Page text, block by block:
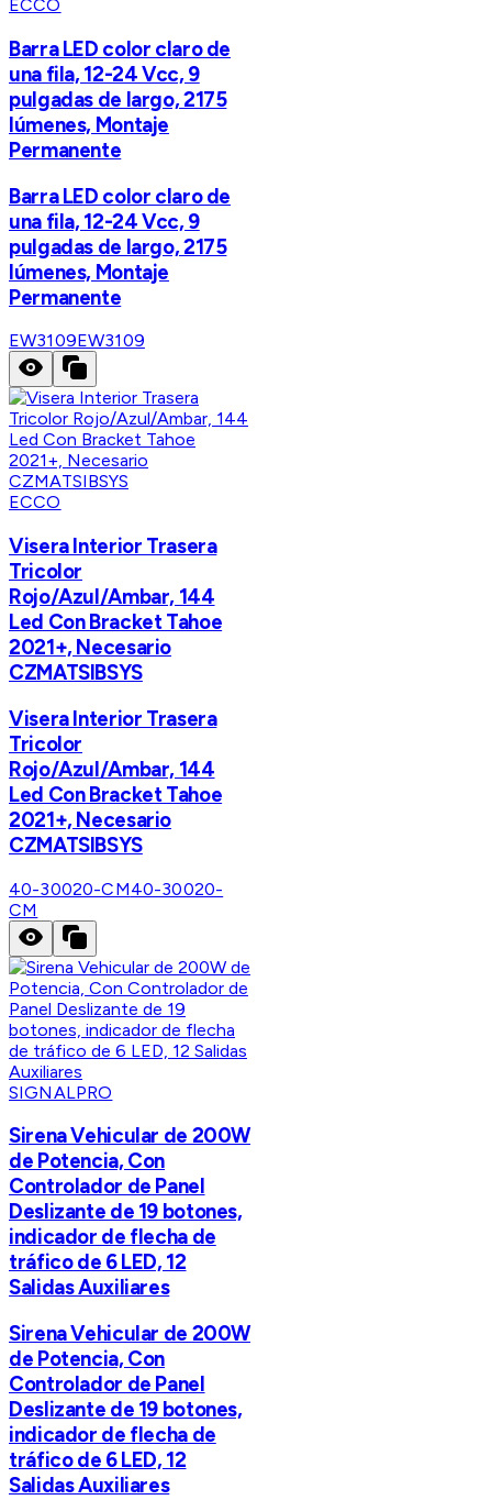
ECCO
Barra LED color claro de
una fila, 12-24 Vcc, 9
pulgadas de largo, 2175
lúmenes, Montaje
Permanente
Barra LED color claro de
una fila, 12-24 Vcc, 9
pulgadas de largo, 2175
lúmenes, Montaje
Permanente
EW3109EW3109
ECCO
Visera Interior Trasera
Tricolor
Rojo/Azul/Ambar, 144
Led Con Bracket Tahoe
2021+, Necesario
CZMATSIBSYS
Visera Interior Trasera
Tricolor
Rojo/Azul/Ambar, 144
Led Con Bracket Tahoe
2021+, Necesario
CZMATSIBSYS
40-30020-CM40-30020-
CM
SIGNALPRO
Sirena Vehicular de 200W
de Potencia, Con
Controlador de Panel
Deslizante de 19 botones,
indicador de flecha de
tráfico de 6 LED, 12
Salidas Auxiliares
Sirena Vehicular de 200W
de Potencia, Con
Controlador de Panel
Deslizante de 19 botones,
indicador de flecha de
tráfico de 6 LED, 12
Salidas Auxiliares